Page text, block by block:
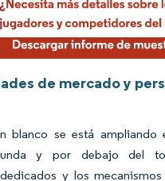
de mercado y
blanco se está ampliando
y por debajo del
y los